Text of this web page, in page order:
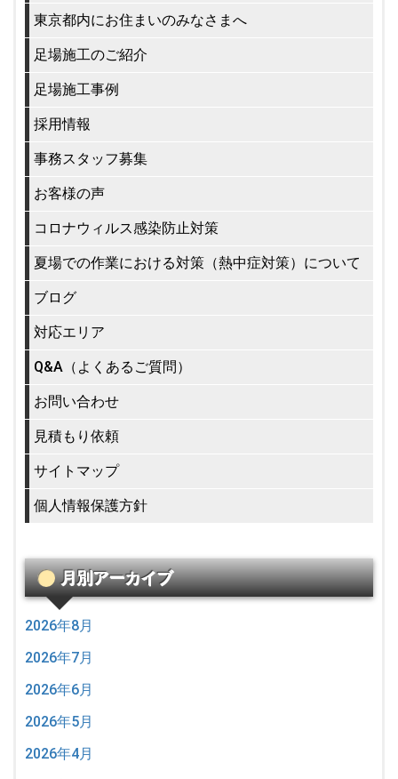
東京都内にお住まいのみなさまへ
足場施工のご紹介
足場施工事例
採用情報
事務スタッフ募集
お客様の声
コロナウィルス感染防止対策
夏場での作業における対策（熱中症対策）について
ブログ
対応エリア
Q&A（よくあるご質問）
お問い合わせ
見積もり依頼
サイトマップ
個人情報保護方針
月別アーカイブ
2026年8月
2026年7月
2026年6月
2026年5月
2026年4月